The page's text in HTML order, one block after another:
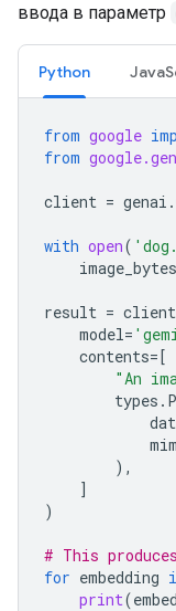
ввода в параметр
Python
from google
from
client = genai .
with open(
image_bytes
result = client
model=
contents=[
"An
types .
),
]
)
# This
for embedding
print(